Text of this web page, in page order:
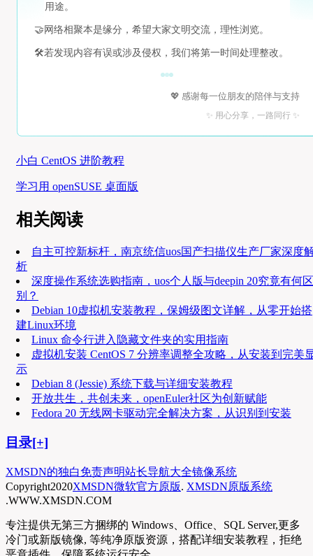
用途。
🤝 网络相聚本是缘分，希望大家文明交流，理性浏览。
🛠️若发现内容有误或涉及侵权，我们将第一时间处理整改。
💖 感谢每一位朋友的陪伴与支持
✨ 用心分享，一路同行 ✨
小白 CentOS 进阶教程
学习用 openSUSE 桌面版
相关阅读
自主可控新标杆，南京统信uos国产扫描仪生产厂家深度
析
深度操作系统选购指南，uos个人版与deepin 20究竟有何区
别？
Debian 10虚拟机安装教程，保姆级图文详解，从零开始搭
建Linux环境
Linux 命令行进入隐藏文件夹的实用指南
虚拟机安装 CentOS 7 分辨率调整全攻略，从安装到完美
示
Debian 8 (Jessie) 系统下载与详细安装教程
开放共生，共创未来，openEuler社区为创新赋能
Fedora 20 无线网卡驱动完全解决方案，从识别到安装
目录[+]
XMSDN的独白免责声明站长导航大全镜像系统
Copyright2020XMSDN微软官方原版. XMSDN原版系统
.WWW.XMSDN.COM
专注提供无第三方捆绑的 Windows、Office、SQL Server,更多
冷门或新版镜像, 等纯净原版资源，搭配详细安装教程，拒绝